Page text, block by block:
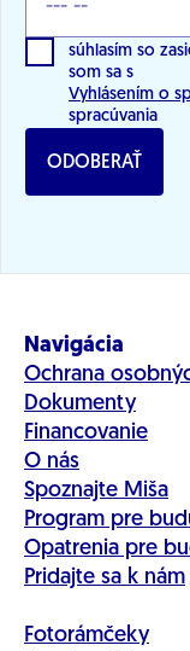
súhlasím so
som sa s
Vyhlásením o
spracúvania
ODOBERAŤ
Navigácia
Ochrana
Dokumenty
Financovanie
O nás
Spoznajte Miša
Program pre
Opatrenia pre
Pridajte sa k nám
Fotorámčeky